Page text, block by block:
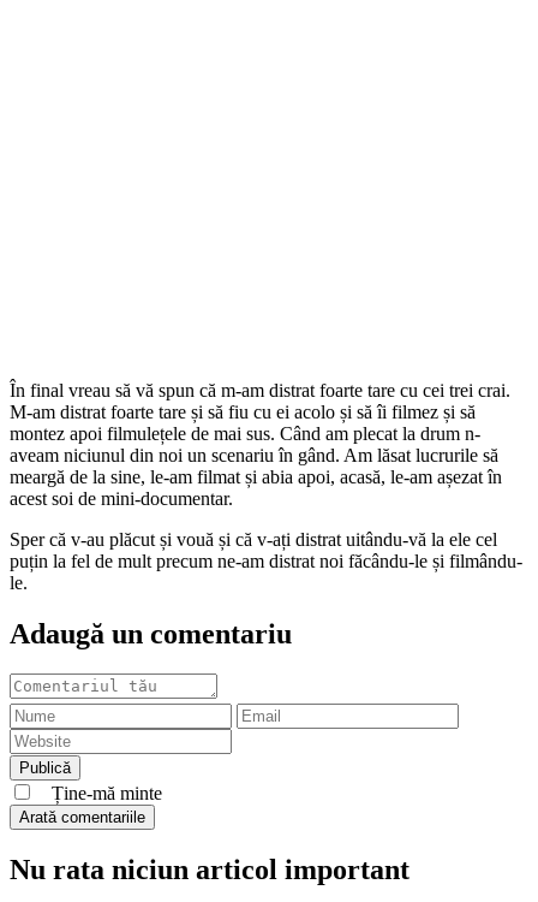
În final vreau să vă spun că m-am distrat foarte tare cu cei trei crai.
M-am distrat foarte tare și să fiu cu ei acolo și să îi filmez și să
montez apoi filmulețele de mai sus. Când am plecat la drum n-
aveam niciunul din noi un scenariu în gând. Am lăsat lucrurile să
meargă de la sine, le-am filmat și abia apoi, acasă, le-am așezat în
acest soi de mini-documentar.
Sper că v-au plăcut și vouă și că v-ați distrat uitându-vă la ele cel
puțin la fel de mult precum ne-am distrat noi făcându-le și filmându-
le.
Adaugă un comentariu
Ține-mă minte
Arată comentariile
Nu rata niciun articol important